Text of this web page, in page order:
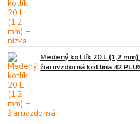
Medený kotlík 20 L (1,2 mm)
žiaruvzdorná kotlina 42